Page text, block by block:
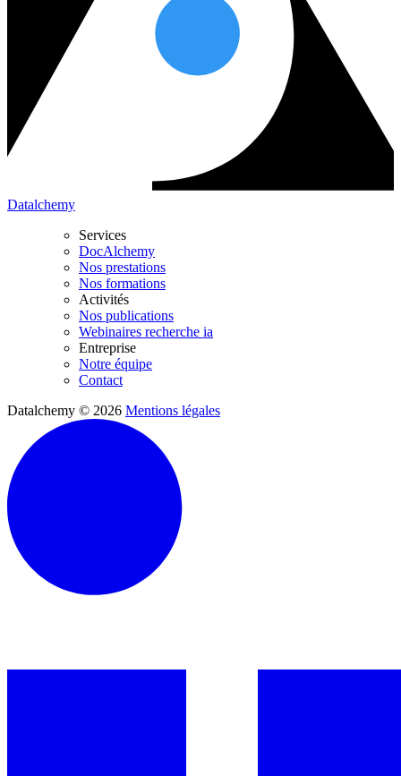
Datalchemy
Services
DocAlchemy
Nos prestations
Nos formations
Activités
Nos publications
Webinaires recherche ia
Entreprise
Notre équipe
Contact
Datalchemy © 2026 Mentions légales